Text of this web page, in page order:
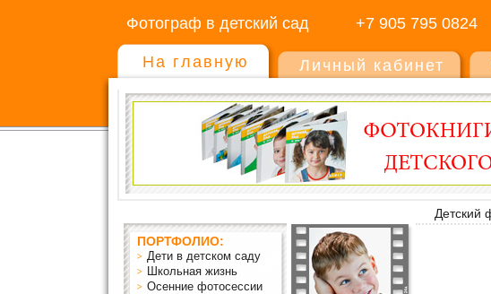
Фотограф в детский сад +7 905 795 0824
На главную Личный кабинет
Детский
ПОРТФОЛИО:
Дети в детском саду
Школьная жизнь
Осенние фотосессии